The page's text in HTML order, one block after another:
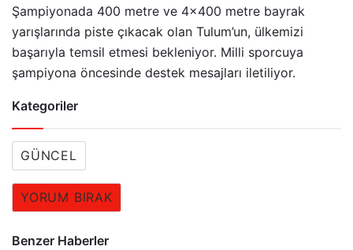
Şampiyonada 400 metre ve 4×400 metre bayrak
yarışlarında piste çıkacak olan Tulum’un, ülkemizi
başarıyla temsil etmesi bekleniyor. Milli sporcuya
şampiyona öncesinde destek mesajları iletiliyor.
Kategoriler
GÜNCEL
YORUM BIRAK
Benzer Haberler